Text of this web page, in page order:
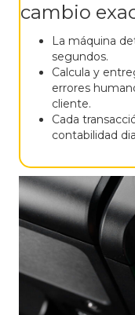
cambio
La máquina
segundos.
Calcula y
errores
cliente.
Cada
contabilidad